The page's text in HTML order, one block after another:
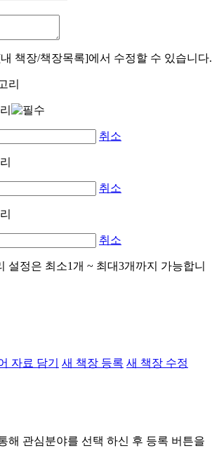
책장/책장목록]에서 수정할 수 있습니다.
리
취소
취소
취소
설정은 최소1개 ~ 최대3개까지 가능합니
자료 담기 새 책장 등록 새 책장 수정
해 관심분야를 선택 하신 후 등록 버튼을